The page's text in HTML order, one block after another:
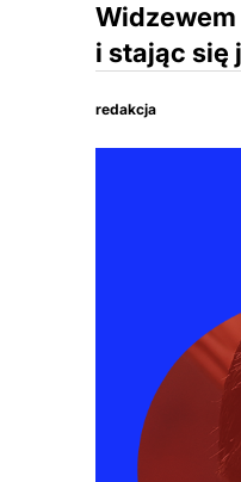
i stając się
redakcja